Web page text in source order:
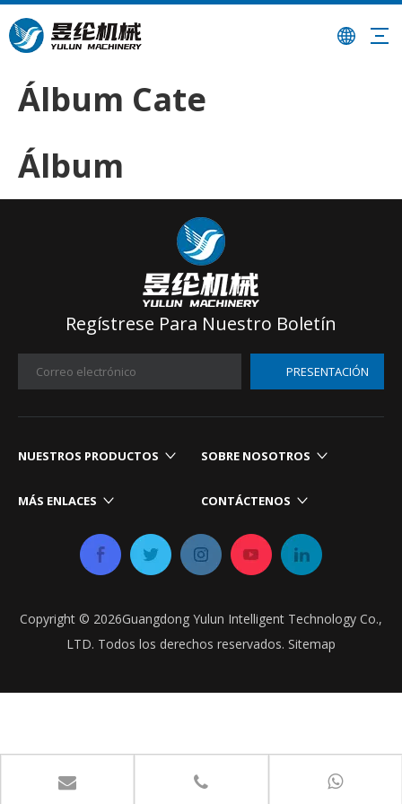
Álbum Cate
Álbum
Regístrese Para Nuestro Boletín
PRESENTACIÓN
NUESTROS PRODUCTOS​​​​​​​ SOBRE NOSOTROS
MÁS ENLACES​​​​​​​ CONTÁCTENOS​​​​​​​
Copyright © 2026Guangdong Yulun Intelligent Technology Co.,
LTD. Todos los derechos reservados. Sitemap